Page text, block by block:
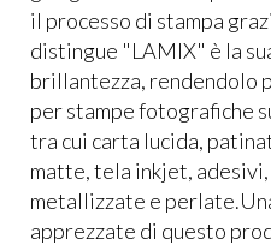
il processo di stampa
distingue "LAMIX" è la
brillantezza, rendendolo
per stampe fotografiche
tra cui carta lucida,
matte, tela inkjet,
metallizzate e
apprezzate di questo